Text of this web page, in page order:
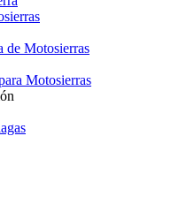
de Motosierras
Motosierras